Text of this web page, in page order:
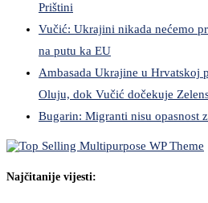
Prištini
Vučić: Ukrajini nikada nećemo
na putu ka EU
Ambasada Ukrajine u Hrvatskoj
Oluju, dok Vučić dočekuje
Bugarin: Migranti nisu opasnost
Najčitanije vijesti: